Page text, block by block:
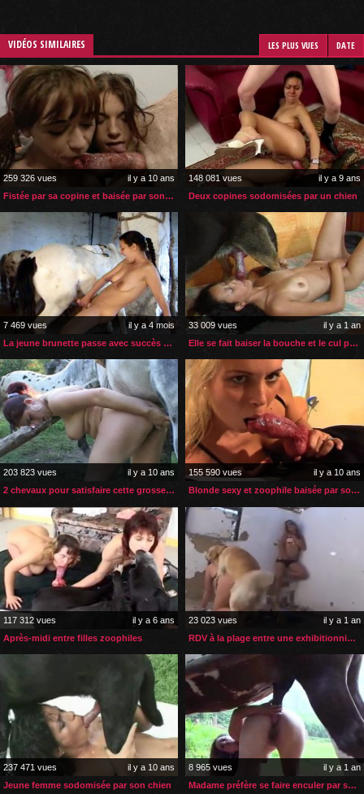
VIDÉOS SIMILAIRES LES PLUS VUES DATE
259 326 vues
il y a 10 ans
Fistée par sa copine et baisée par son chien
148 081 vues
il y a 9 ans
Deux copines sodomisées par un chien
7 469 vues
il y a 4 mois
La jeune brunette passe avec succès son examen de zoophilie
33 009 vues
il y a 1 an
Elle se fait baiser la bouche et le cul par son chien
203 823 vues
il y a 10 ans
2 chevaux pour satisfaire cette grosse rousse
155 590 vues
il y a 10 ans
Blonde sexy et zoophile baisée par son gros chien
117 312 vues
il y a 6 ans
Après-midi entre filles zoophiles
23 023 vues
il y a 1 an
RDV à la plage entre une exhibitionniste zoophile et une voyeuse
237 471 vues
il y a 10 ans
Jeune femme sodomisée par son chien
8 965 vues
il y a 1 an
Madame préfère se faire enculer par son cheval